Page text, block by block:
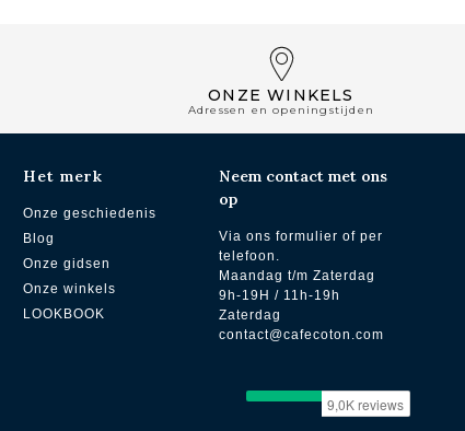
ONZE WINKELS
Adressen en openingstijden
Het merk
Onze geschiedenis
Blog
Onze gidsen
Onze winkels
LOOKBOOK
Neem contact met ons
op
Via ons formulier of per
telefoon.
Maandag t/m Zaterdag
9h-19H / 11h-19h
Zaterdag
contact@cafecoton.com